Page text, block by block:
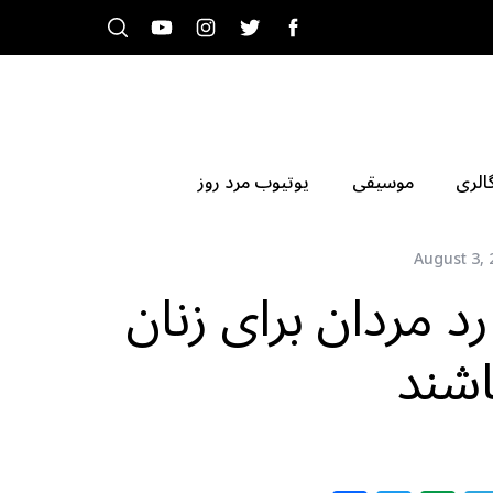
موسیقی یوتیوب مرد روز
August 3,
مردان برای زنان